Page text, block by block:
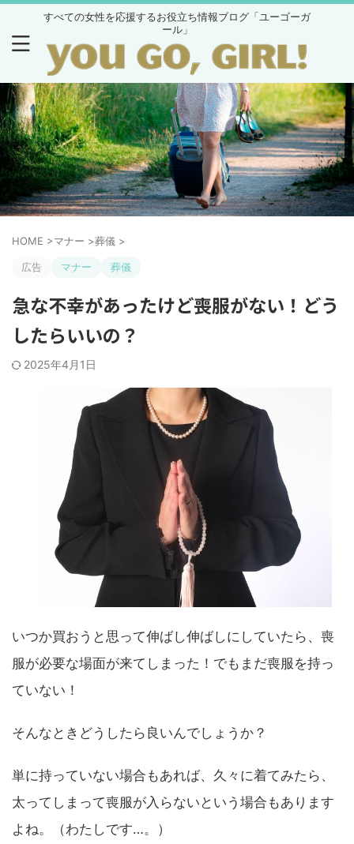
すべての女性を応援するお役立ち情報ブログ「ユーゴーガ
ール」
HOME >マナー >葬儀 >
広告 マナー 葬儀
急な不幸があったけど喪服がない！どう
したらいいの？
2025年4月1日
いつか買おうと思って伸ばし伸ばしにしていたら、喪
服が必要な場面が来てしまった！でもまだ喪服を持っ
ていない！
そんなときどうしたら良いんでしょうか？
単に持っていない場合もあれば、久々に着てみたら、
太ってしまって喪服が入らないという場合もあります
よね。（わたしです…。）